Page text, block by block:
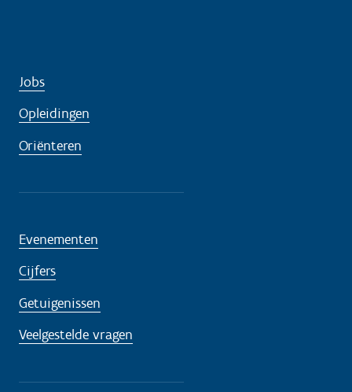
Jobs
Opleidingen
Oriënteren
Evenementen
Cijfers
Getuigenissen
Veelgestelde vragen